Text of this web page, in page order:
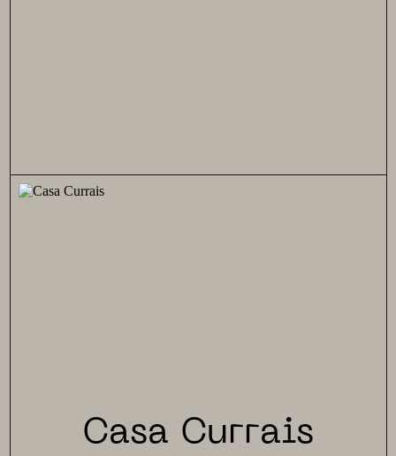
Casa Currais